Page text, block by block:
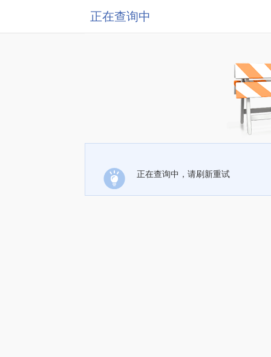
正在查询中
正在查询中，请刷新重试